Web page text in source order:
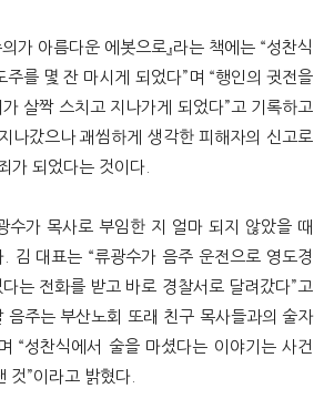
가 아름다운 에봇으로』라는 책에는 “성찬식
주를 몇 잔 마시게 되었다”며 “행인의 귓전을
살짝 스치고 지나가게 되었다”고 기록하고
나갔으나 괘씸하게 생각한 피해자의 신고로
가 되었다는 것이다.
수가 목사로 부임한 지 얼마 되지 않았을 때
김 대표는 “류광수가 음주 운전으로 영도경
는 전화를 받고 바로 경찰서로 달려갔다”고
음주는 부산노회 또래 친구 목사들과의 술자
“성찬식에서 술을 마셨다는 이야기는 사건
것”이라고 밝혔다.